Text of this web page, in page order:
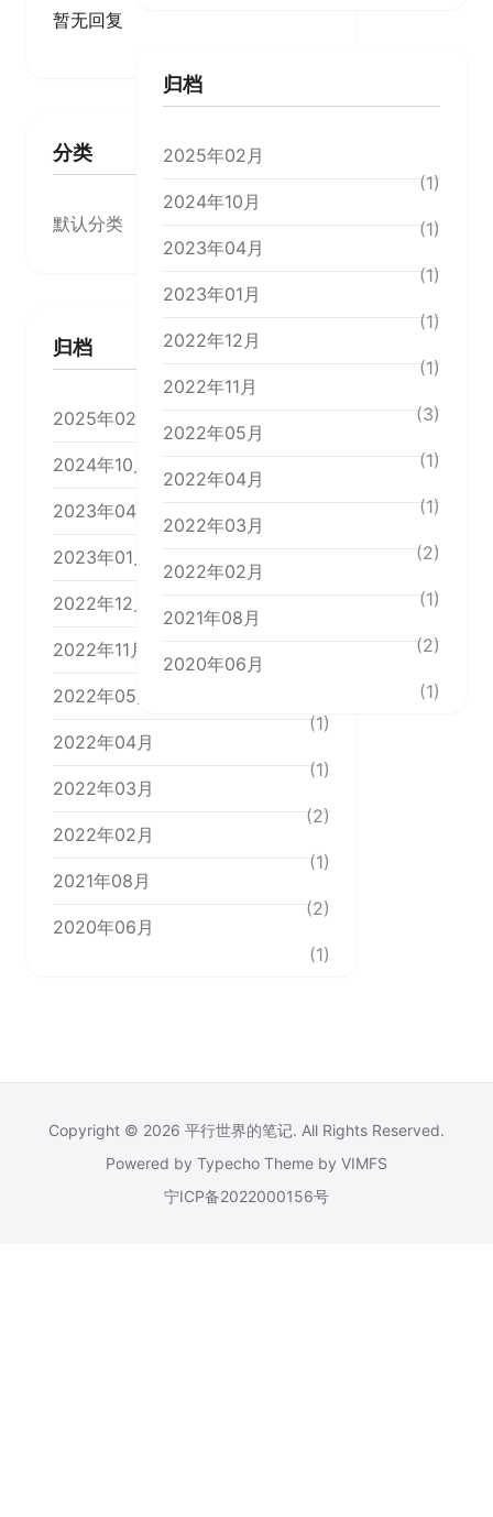
暂无回复
分类
默认分类
归档
2025年02月
2024年10月
2023年04月
2023年01月
2022年12月
2022年11月
2022年05月
(1)
2022年04月
(1)
2022年03月
(2)
2022年02月
(1)
2021年08月
(2)
2020年06月
(1)
归档
2025年02月
(1)
2024年10月
(1)
2023年04月
(1)
2023年01月
(1)
2022年12月
(1)
2022年11月
(3)
2022年05月
(1)
2022年04月
(1)
2022年03月
(2)
2022年02月
(1)
2021年08月
(2)
2020年06月
(1)
Copyright © 2026 平行世界的笔记. All Rights Reserved.
Powered by Typecho Theme by VIMFS
宁ICP备2022000156号